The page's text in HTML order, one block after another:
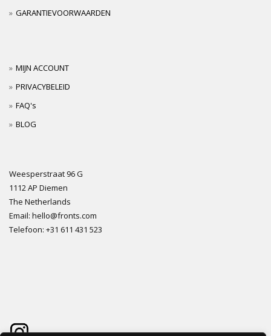
GARANTIEVOORWAARDEN
MIJN ACCOUNT
PRIVACYBELEID
FAQ's
BLOG
Weesperstraat 96 G
1112 AP Diemen
The Netherlands
Email: hello@fronts.com
Telefoon: +31 611 431 523